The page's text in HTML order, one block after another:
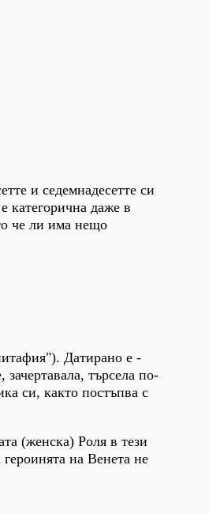
и седемнадесетте си
категорична даже в
че ли има нещо
Датирано е -
търсела по-
си, както постъпва с
(женска) Роля в тези
на Венета не